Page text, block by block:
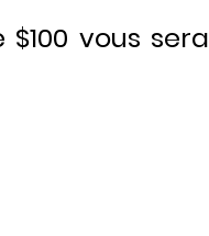
vous sera